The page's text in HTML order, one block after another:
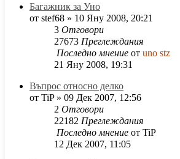
Багажник за Уно
от stef68 » 10 Яну 2008, 20:21
3 Отговори
27673 Преглеждания
Последно мнение от uno stz
21 Яну 2008, 19:31
Въпрос относно делко
от TiP» 09 Дек 2007, 12:56
2 Отговори
22182 Преглеждания
Последно мнение от TiP
12 Дек 2007, 11:05